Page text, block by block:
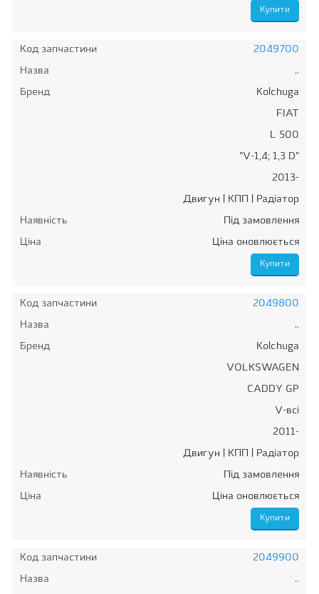
Код запчастини
2049700
Назва
..
Бренд
Kolchuga
FIAT
L 500
"V-1,4; 1,3 D"
2013-
Двигун | КПП | Радіатор
Наявність
Під замовлення
Ціна
Ціна оновлюється
Код запчастини
2049800
Назва
..
Бренд
Kolchuga
VOLKSWAGEN
CADDY GP
V-всі
2011-
Двигун | КПП | Радіатор
Наявність
Під замовлення
Ціна
Ціна оновлюється
Код запчастини
2049900
Назва
..